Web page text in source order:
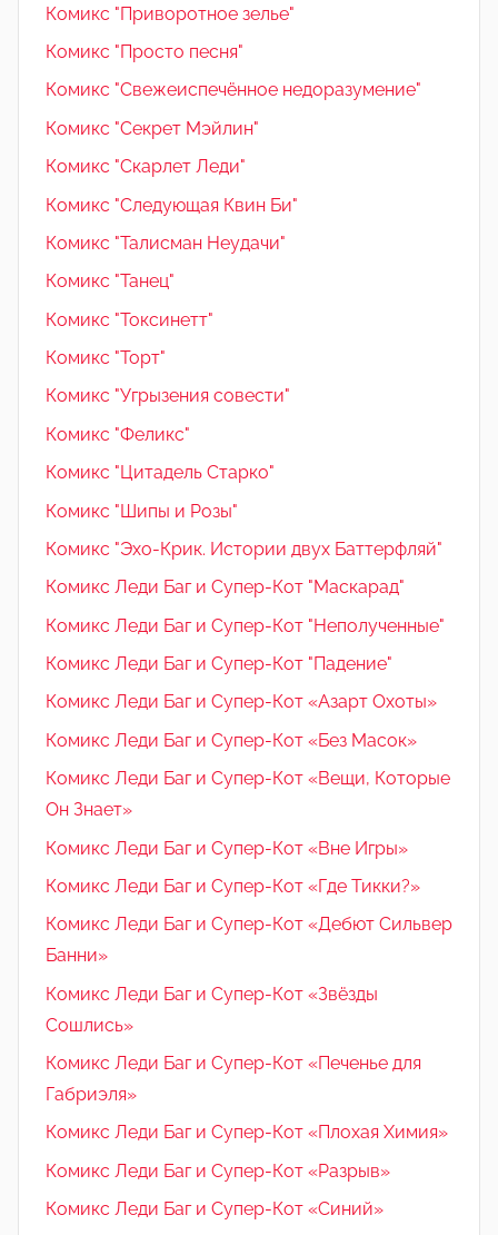
Комикс "Приворотное зелье"
Комикс "Просто песня"
Комикс "Свежеиспечённое недоразумение"
Комикс "Секрет Мэйлин"
Комикс "Скарлет Леди"
Комикс "Следующая Квин Би"
Комикс "Талисман Неудачи"
Комикс "Танец"
Комикс "Токсинетт"
Комикс "Торт"
Комикс "Угрызения совести"
Комикс "Феликс"
Комикс "Цитадель Старко"
Комикс "Шипы и Розы"
Комикс "Эхо-Крик. Истории двух Баттерфляй"
Комикс Леди Баг и Супер-Кот "Маскарад"
Комикс Леди Баг и Супер-Кот "Неполученные"
Комикс Леди Баг и Супер-Кот "Падение"
Комикс Леди Баг и Супер-Кот «Азарт Охоты»
Комикс Леди Баг и Супер-Кот «Без Масок»
Комикс Леди Баг и Супер-Кот «Вещи, Которые
Он Знает»
Комикс Леди Баг и Супер-Кот «Вне Игры»
Комикс Леди Баг и Супер-Кот «Где Тикки?»
Комикс Леди Баг и Супер-Кот «Дебют Сильвер
Банни»
Комикс Леди Баг и Супер-Кот «Звёзды
Сошлись»
Комикс Леди Баг и Супер-Кот «Печенье для
Габриэля»
Комикс Леди Баг и Супер-Кот «Плохая Химия»
Комикс Леди Баг и Супер-Кот «Разрыв»
Комикс Леди Баг и Супер-Кот «Синий»